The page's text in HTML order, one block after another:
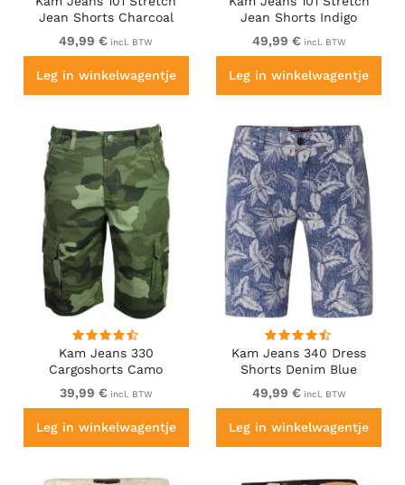
Jean Shorts Charcoal
49,99 € incl. BTW
Leg in winkelwagentje
Jean Shorts Indigo
49,99 € incl. BTW
Leg in winkelwagentje
Kam Jeans 330
Cargoshorts Camo
39,99 € incl. BTW
Leg in winkelwagentje
Kam Jeans 340 Dress
Shorts Denim Blue
49,99 € incl. BTW
Leg in winkelwagentje